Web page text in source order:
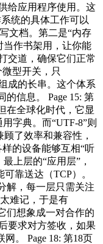
给应用程序使用。这
统的具体工作可以
文档。第二是“内存
当作书架用，让你能
交道，确保它们正常
型开关，只
成的长串。这个体系
信息。 Page 15: 第
在全球化时代，它显
字典。而“UTF-8”则
了效率和兼容性，
的设备能够互相“听
上层的“应用层”，
靠送达（TCP）。
解，每一层只需关注
难记，于是有
们想象成一对合作的
要求对方签收，如果
。 Page 18: 第18页